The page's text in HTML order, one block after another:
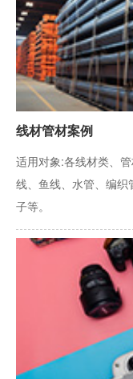
线材管材案例
适用对象:各线材类、
线、鱼线、水管、编
子等。